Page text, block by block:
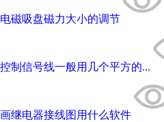
电磁吸盘磁力大小的调节
控制信号线一般用几个平方的...
画继电器接线图用什么软件